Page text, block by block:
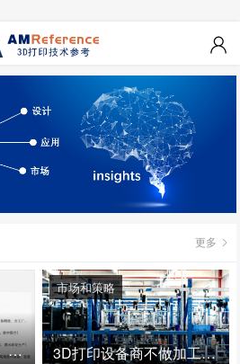
更多
2025年将近30个项目、150亿投资：3D打印真的迎来爆发拐点了吗 3D打印设备商不做加工服务，就成了旁观者！
市场和策略